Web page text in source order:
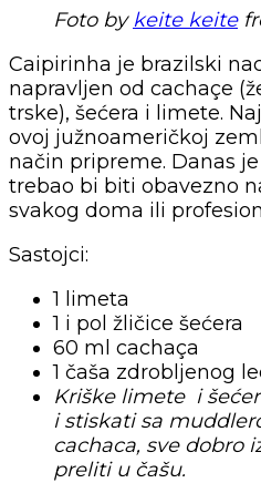
Foto bykeite keite
Caipirinha je brazilski
napravljen od cachaçe
trske), šećera i limete.
ovoj južnoameričkoj
način pripreme. Danas
trebao bi biti obavezno
svakog doma ili
Sastojci:
1 limeta
1 i pol žličice šećera
60 ml cachaça
1 čaša zdrobljenog
Kriške limete i
i stiskati sa
cachaca, sve dobro
preliti u čašu.